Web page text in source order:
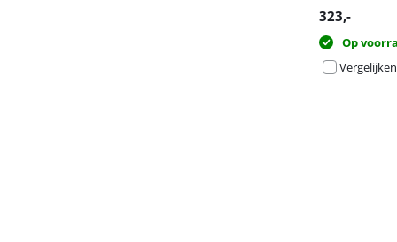
323,-
Op
Vergelijken